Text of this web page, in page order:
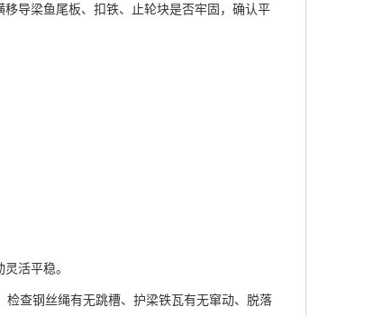
导梁鱼尾板、扣铁、止轮块是否牢固，确认平
活平稳。
查钢丝绳有无跳槽、护梁铁瓦有无窜动、脱落